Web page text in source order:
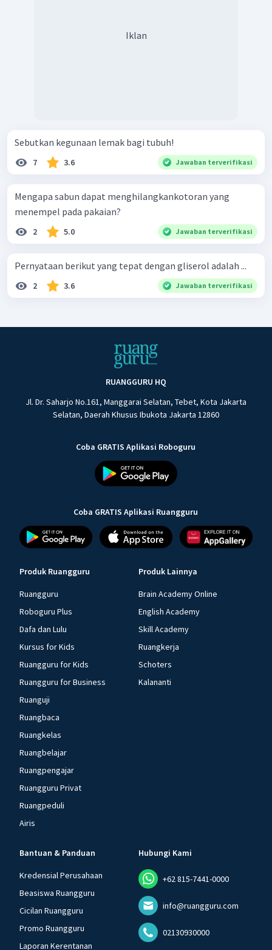
Iklan
Sebutkan kegunaan lemak bagi tubuh!
7 3.6 Jawaban terverifikasi
Mengapa sabun dapat menghilangkankotoran yang
menempel pada pakaian?
2 5.0 Jawaban terverifikasi
Pernyataan berikut yang tepat dengan gliserol adalah ...
2 3.6 Jawaban terverifikasi
RUANGGURU HQ
Jl. Dr. Saharjo No.161, Manggarai Selatan, Tebet, Kota Jakarta
Selatan, Daerah Khusus Ibukota Jakarta 12860
Coba GRATIS Aplikasi Roboguru
Coba GRATIS Aplikasi Ruangguru
Produk Ruangguru
Ruangguru
Roboguru Plus
Dafa dan Lulu
Kursus for Kids
Ruangguru for Kids
Ruangguru for Business
Ruanguji
Ruangbaca
Ruangkelas
Ruangbelajar
Ruangpengajar
Ruangguru Privat
Ruangpeduli
Airis
Produk Lainnya
Brain Academy Online
English Academy
Skill Academy
Ruangkerja
Schoters
Kalananti
Bantuan & Panduan
Kredensial Perusahaan
Beasiswa Ruangguru
Cicilan Ruangguru
Promo Ruangguru
Laporan Kerentanan
Hubungi Kami
+62 815-7441-0000
info@ruangguru.com
02130930000